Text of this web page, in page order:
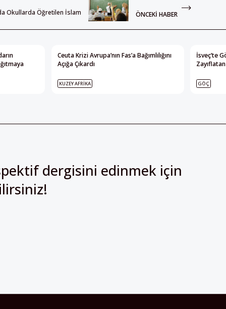
Okullarda Öğretilen İslam ÖNCEKI HABER
Ceuta Krizi Avrupa’nın Fas’a Bağımlılığını
Açığa Çıkardı
KUZEY AFRIKA
İsveç’te
GÖÇ
dergisini edinmek için